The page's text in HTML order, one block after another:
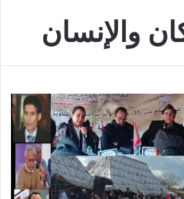
والإنسان